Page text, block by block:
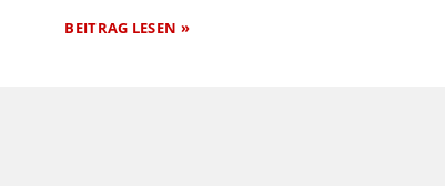
BEITRAG LESEN »